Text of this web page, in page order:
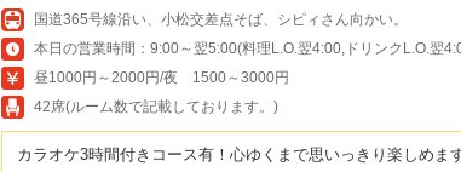
国道365号線沿い、小松交差点そば、シピィさん向かい。
本日の営業時間：9:00～翌5:00(料理L.O.翌4:00,ドリンクL.O.翌
昼1000円～2000円/夜 1500～3000円
42席(ルーム数で記載しております。)
カラオケ3時間付きコース有！心ゆくまで思いっきり楽しめま